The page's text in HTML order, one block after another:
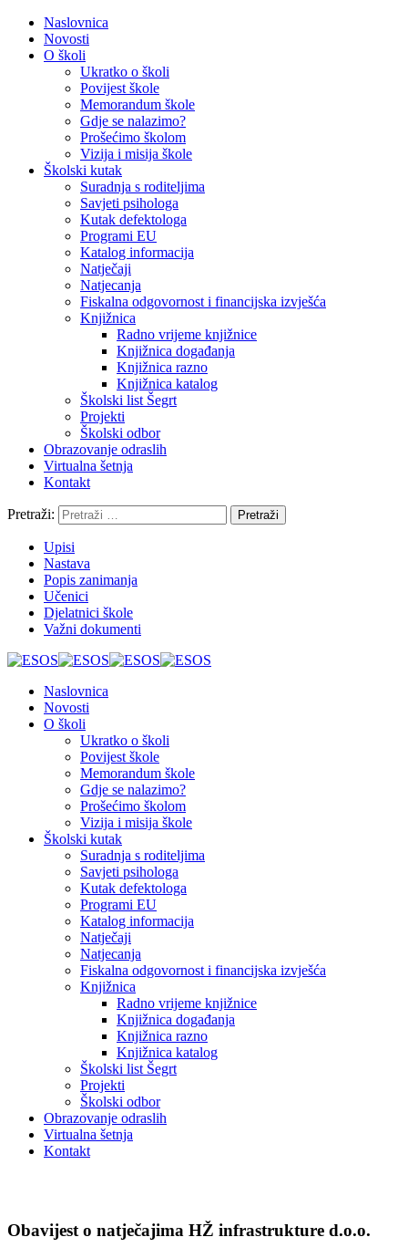
Naslovnica
Novosti
O školi
Ukratko o školi
Povijest škole
Memorandum škole
Gdje se nalazimo?
Prošećimo školom
Vizija i misija škole
Školski kutak
Suradnja s roditeljima
Savjeti psihologa
Kutak defektologa
Programi EU
Katalog informacija
Natječaji
Natjecanja
Fiskalna odgovornost i financijska izvješća
Knjižnica
Radno vrijeme knjižnice
Knjižnica događanja
Knjižnica razno
Knjižnica katalog
Školski list Šegrt
Projekti
Školski odbor
Obrazovanje odraslih
Virtualna šetnja
Kontakt
Pretraži:
Upisi
Nastava
Popis zanimanja
Učenici
Djelatnici škole
Važni dokumenti
Naslovnica
Novosti
O školi
Ukratko o školi
Povijest škole
Memorandum škole
Gdje se nalazimo?
Prošećimo školom
Vizija i misija škole
Školski kutak
Suradnja s roditeljima
Savjeti psihologa
Kutak defektologa
Programi EU
Katalog informacija
Natječaji
Natjecanja
Fiskalna odgovornost i financijska izvješća
Knjižnica
Radno vrijeme knjižnice
Knjižnica događanja
Knjižnica razno
Knjižnica katalog
Školski list Šegrt
Projekti
Školski odbor
Obrazovanje odraslih
Virtualna šetnja
Kontakt
Obavijest o natječajima HŽ infrastrukture d.o.o.